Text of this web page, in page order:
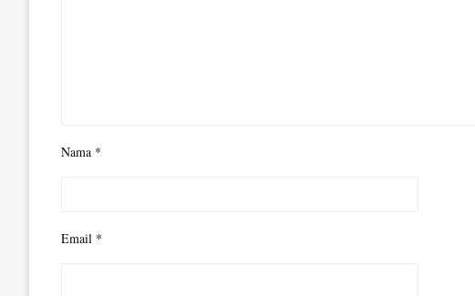
Nama *
Email *